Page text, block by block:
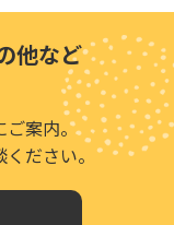
他など
ご案内。
ださい。